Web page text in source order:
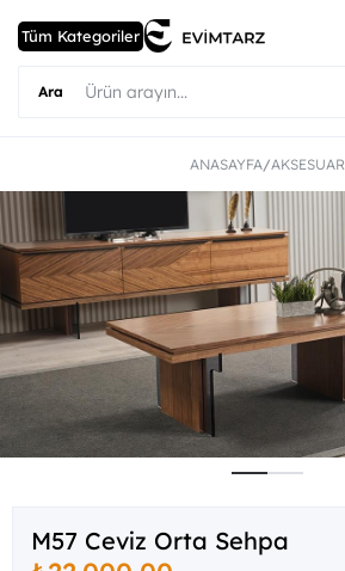
ANASAYFA AKSESUAR
M57 Ceviz Orta Sehpa